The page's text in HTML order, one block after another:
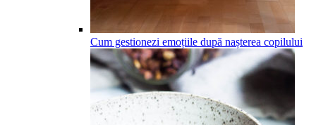
Cum gestionezi emoțiile după nașterea copilului